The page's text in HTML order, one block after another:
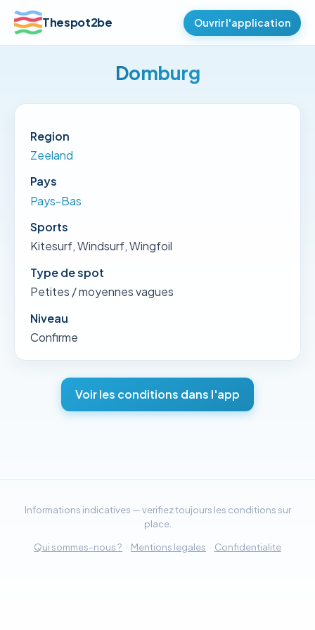
Thespot2be Ouvrir l'application
Domburg
Region
Zeeland
Pays
Pays-Bas
Sports
Kitesurf, Windsurf, Wingfoil
Type de spot
Petites / moyennes vagues
Niveau
Confirme
Voir les conditions dans l'app
Informations indicatives — verifiez toujours les conditions sur
place.
Qui sommes-nous ? · Mentions legales · Confidentialite